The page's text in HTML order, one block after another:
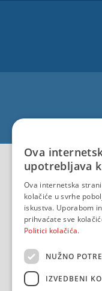
EU -
EU
Ova
upotrebljava
Ova internetska
kolačiće u svrhe
iskustva. Uporabom
prihvaćate sve
Politici kolačića.
NUŽNO
IZVEDBENI